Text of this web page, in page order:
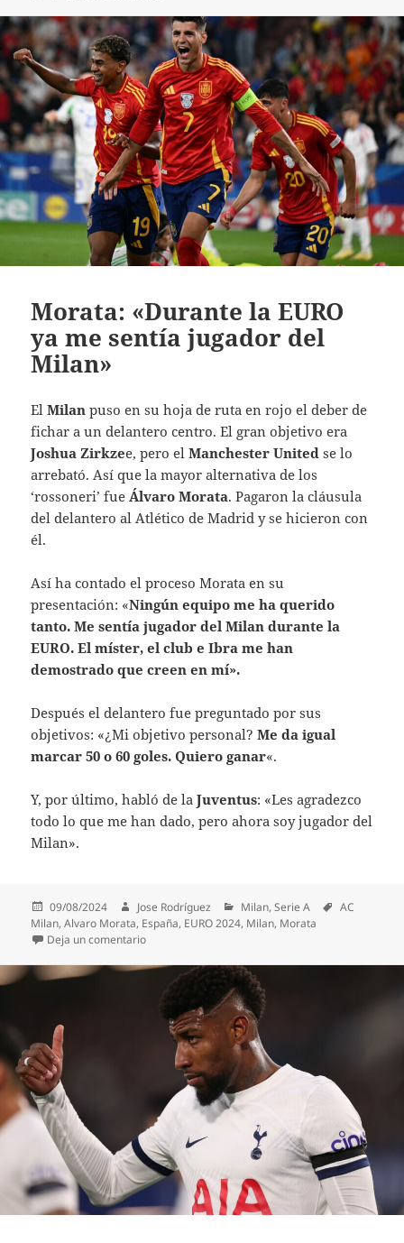
Morata: «Durante la EURO
ya me sentía jugador del
Milan»
ElMilan puso en su hoja de ruta en rojo el deber de
fichar a un delantero centro. El gran objetivo era
Joshua Zirkzee, pero elManchester United se lo
arrebató. Así que la mayor alternativa de los
‘rossoneri’ fue Álvaro Morata. Pagaron la cláusula
del delantero al Atlético de Madrid y se hicieron con
él.
Así ha contado el proceso Morata en su
presentación: «Ningún equipo me ha querido
tanto. Me sentía jugador del Milan durante la
EURO. El míster, el club e Ibra me han
demostrado que creen en mí».
Después el delantero fue preguntado por sus
objetivos: «¿Mi objetivo personal?Me da igual
marcar 50 o 60 goles. Quiero ganar«.
Y, por último, habló de laJuventus: «Les agradezco
todo lo que me han dado, pero ahora soy jugador del
Milan».
Publicado
el
09/08/2024 Autor
Jose Rodríguez Categorías
Milan,Serie A Etiquetas
AC
Milan,Alvaro Morata, España, EURO 2024, Milan, Morata
Deja un comentarioen Morata: «Durante la EURO ya me sentía